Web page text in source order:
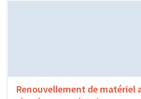
Renouvellement de matériel